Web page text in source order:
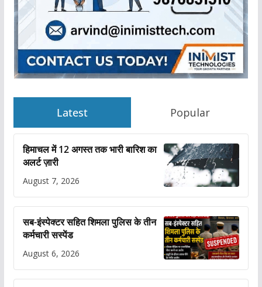
Latest Popular
हिमाचल में 12 अगस्त तक भारी बारिश का
अलर्ट ज़ारी
August 7, 2026
सब-इंस्पेक्टर सहित शिमला पुलिस के तीन
कर्मचारी सस्पेंड
August 6, 2026